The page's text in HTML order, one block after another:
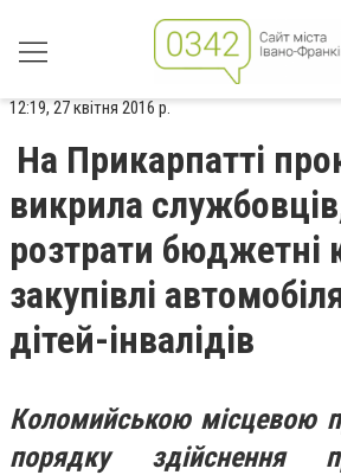
12:19, 27 квітня 2016 р.
На Прикарпатті
викрила
розтрати бюджетні
закупівлі
дітей-інвалідів
Коломийською місцевою
порядку здійснення